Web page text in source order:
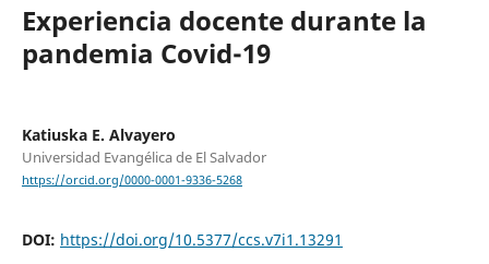
Experiencia docente durante la
pandemia Covid-19
Katiuska E. Alvayero
Universidad Evangélica de El Salvador
https://orcid.org/0000-0001-9336-5268
DOI: https://doi.org/10.5377/ccs.v7i1.13291